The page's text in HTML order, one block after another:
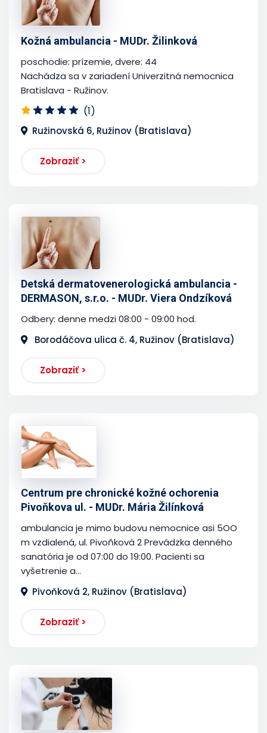
Kožná ambulancia - MUDr. Žilinková
poschodie: prízemie, dvere: 44
Nachádza sa v zariadení Univerzitná nemocnica
Bratislava - Ružinov.
(1)
Ružinovská 6, Ružinov (Bratislava)
Zobraziť >
Detská dermatovenerologická ambulancia -
DERMASON, s.r.o. - MUDr. Viera Ondzíková
Odbery: denne medzi 08:00 - 09:00 hod.
Borodáčova ulica č. 4, Ružinov (Bratislava)
Zobraziť >
Centrum pre chronické kožné ochorenia
Pivoňkova ul. - MUDr. Mária Žilínková
ambulancia je mimo budovu nemocnice asi 5OO
m vzdialená, ul. Pivoňková 2 Prevádzka denného
sanatória je od 07:00 do 19:00. Pacienti sa
vyšetrenie a...
Pivoňková 2, Ružinov (Bratislava)
Zobraziť >